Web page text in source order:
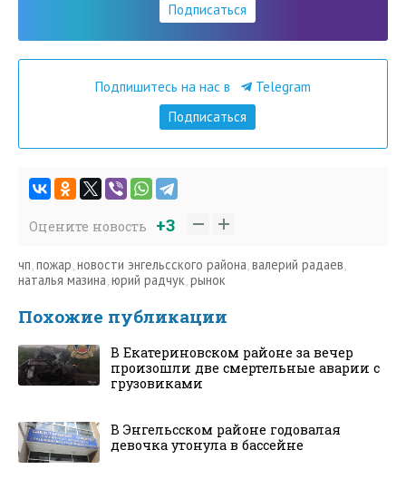
Подписаться
Подпишитесь на нас в
Telegram
Подписаться
Оцените новость +3
чп пожар новости энгельсского района валерий радаев
наталья мазина юрий радчук рынок
Похожие публикации
В Екатериновском районе за вечер
произошли две смертельные аварии с
грузовиками
В Энгельсском районе годовалая
девочка утонула в бассейне